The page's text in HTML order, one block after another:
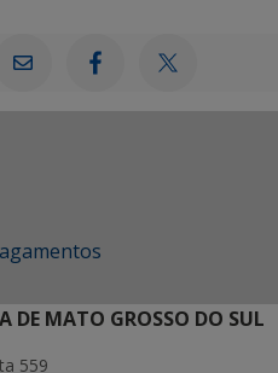
DE MATO GROSSO DO SUL
559